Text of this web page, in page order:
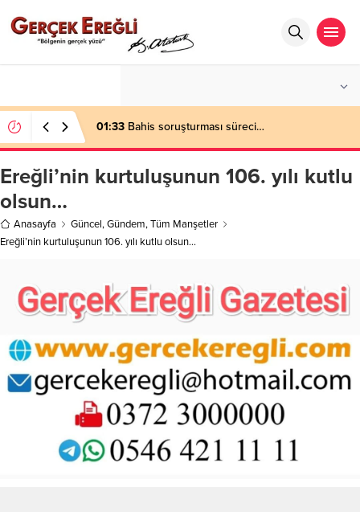
01:33 Bahis soruşturması süreci…
Ereğli’nin kurtuluşunun 106. yılı kutlu
olsun…
Anasayfa Güncel,Gündem,Tüm Manşetler
Ereğli’nin kurtuluşunun 106. yılı kutlu olsun…